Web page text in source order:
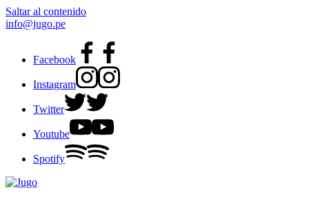
Saltar al contenido
info@jugo.pe
Facebook
Instagram
Twitter
Youtube
Spotify